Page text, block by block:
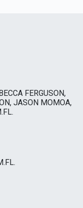
FERGUSON,
JASON MOMOA,